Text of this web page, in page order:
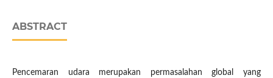
ABSTRACT
Pencemaran udara merupakan permasalahan global yang